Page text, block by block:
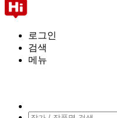
로그인
검색
메뉴